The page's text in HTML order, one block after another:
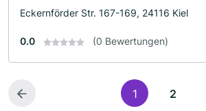
Eckernförder Str. 167-169, 24116 Kiel
0.0 (0 Bewertungen)
1 2